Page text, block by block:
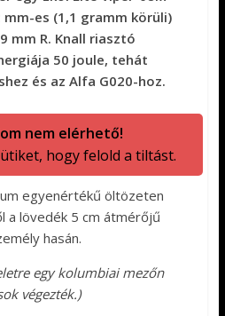
es (1,1 gramm körüli)
mm R. Knall riasztó
50 joule, tehát
és az Alfa G020-hoz.
nem elérhető!
hogy felold a tiltást.
egyenértékű öltözeten
a lövedék 5 cm átmérőjű
hasán.
egy kolumbiai mezőn
végezték.)